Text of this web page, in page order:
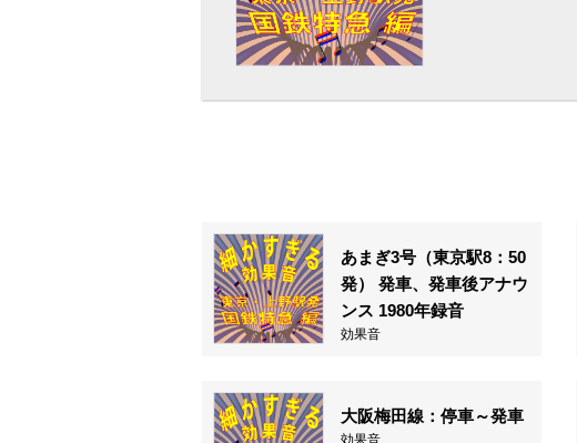
あまぎ3号（東京駅8：50
発） 発車、発車後アナウ
ンス 1980年録音
効果音
大阪梅田線：停車～発車
効果音